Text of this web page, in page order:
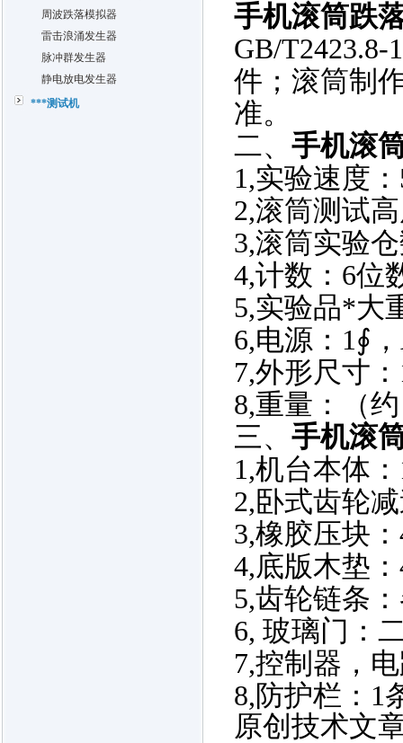
手机滚筒跌
GB/T2423.8-
件；滚筒制
准。
二、 手机滚
1,实验速度：
2,滚筒测试
3,滚筒实验
4,计数： 6位
5,实验品*大
6,电源： 1∮，
7,外形尺寸：
8,重量：（
三、 手机滚
1,机台本体：
2,卧式齿轮
3,橡胶压块：
4,底版木垫：
5,齿轮链条
6, 玻璃门：
7,控制器，
8, 防护栏： 1
原创技术文
周波跌落模拟器
雷击浪涌发生器
脉冲群发生器
静电放电发生器
***测试机